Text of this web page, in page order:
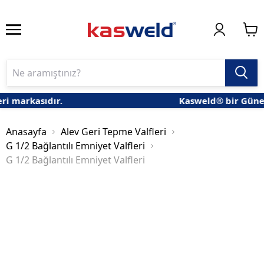
Kasweld® bir Güneş
Anasayfa
Alev Geri Tepme Valfleri
G 1/2 Bağlantılı Emniyet Valfleri
G 1/2 Bağlantılı Emniyet Valfleri